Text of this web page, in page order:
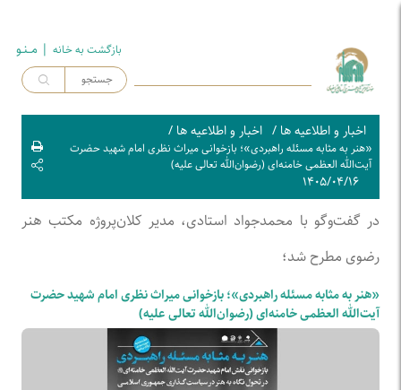
بازگشت به خـانه | مــنـو
اخبار و اطلاعیه ها / اخبار و اطلاعیه ها /
«هنر به مثابه مسئله راهبردی»؛ بازخوانی میراث نظری امام شهید حضرت
آیت‌الله العظمی خامنه‌ای (رضوان‌الله تعالی علیه)
۱۴۰۵/۰۴/۱۶
در گفت‌و‌گو با محمدجواد استادی، مدیر کلان‌پروژه مکتب هنر
رضوی مطرح شد؛
«هنر به مثابه مسئله راهبردی»؛ بازخوانی میراث نظری امام شهید حضرت
آیت‌الله العظمی خامنه‌ای (رضوان‌الله تعالی علیه)